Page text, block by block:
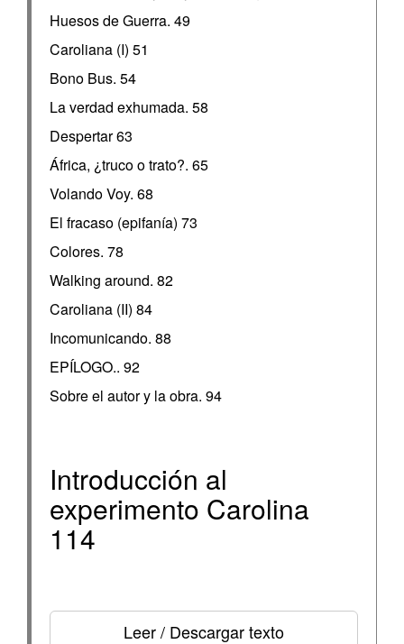
Huesos de Guerra. 49
Caroliana (I) 51
Bono Bus. 54
La verdad exhumada. 58
Despertar 63
África, ¿truco o trato?. 65
Volando Voy. 68
El fracaso (epifanía) 73
Colores. 78
Walking around. 82
Caroliana (II) 84
Incomunicando. 88
EPÍLOGO.. 92
Sobre el autor y la obra. 94
Introducción al
experimento Carolina
114
Leer / Descargar texto